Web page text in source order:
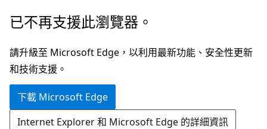
跳
主
要
內
已不再支援此瀏覽器。
請升級至 Microsoft Edge，以利用最新功能、安全性更新
和技術支援。
下載 Microsoft Edge
Internet Explorer 和 Microsoft Edge 的詳細資訊